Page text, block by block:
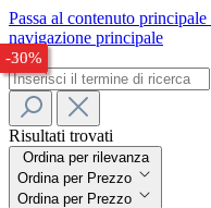
Passa al contenuto principale
navigazione principale
Risultati trovati
Ordina per rilevanza
Ordina per Prezzo
Ordina per Prezzo
-28%
-25%
-30%